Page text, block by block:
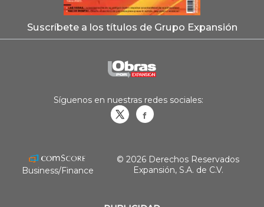
Suscríbete a los títulos de Grupo Expansión
Síguenos en nuestras redes sociales:
Business/Finance
© 2026 Derechos Reservados
Expansión, S.A. de C.V.